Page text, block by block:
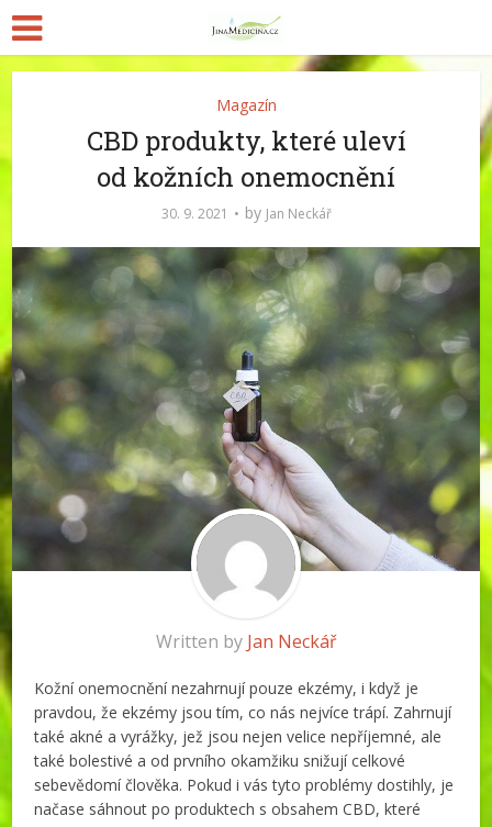
Magazín
CBD produkty, které uleví
od kožních onemocnění
30. 9. 2021 by Jan Neckář
Written by Jan Neckář
Kožní onemocnění nezahrnují pouze ekzémy, i když je
pravdou, že ekzémy jsou tím, co nás nejvíce trápí. Zahrnují
také akné a vyrážky, jež jsou nejen velice nepříjemné, ale
také bolestivé a od prvního okamžiku snižují celkové
sebevědomí člověka. Pokud i vás tyto problémy dostihly, je
načase sáhnout po produktech s obsahem CBD, které